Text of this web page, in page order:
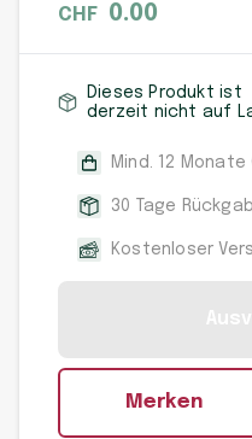
CHF 0.00
Dieses Produkt ist
derzeit nicht auf
Mind. 12
30 Tage
Kostenloser
Merken